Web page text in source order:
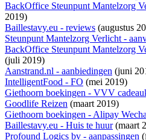
BackOffice Steunpunt Mantelzorg
2019)
Baillestavy.eu - reviews (augustus
Steunpunt Mantelzorg Verlicht -
BackOffice Steunpunt Mantelzorg
(juli 2019)
Aanstrand.nl - aanbiedingen (juni
IntelligentFood - FO (mei 2019)
Giethoorn boekingen - VVV
Goodlife Reizen (maart 2019)
Giethoorn boekingen - Alipay
Baillestavy.eu - Huis te huur(maart
Profound Logics bv - aanpassingen